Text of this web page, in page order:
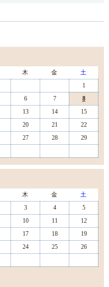
木 金
土
1
6 7
8
13 14
15
20 21
22
27 28
29
木 金
土
3 4
5
10 11
12
17 18
19
24 25
26